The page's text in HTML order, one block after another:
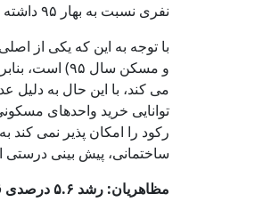
نفری نسبت به بهار ۹۵ داشته اند.
می کند، با این حال به
توانایی خرید واحدهای
رکود را امکان پذیر نمی
ساختمانی، پیش بینی
مظاهریان: رشد ۵.۶ درصدی قیمت مسکن به معنی فاصله گرفتن دلالان از بازار است